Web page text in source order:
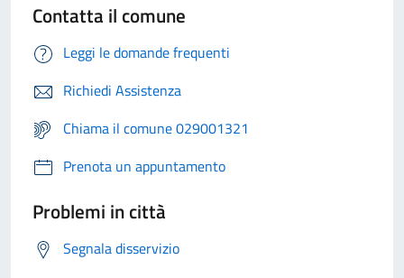
Contatta il comune
Leggi le domande frequenti
Richiedi Assistenza
Chiama il comune 029001321
Prenota un appuntamento
Problemi in città
Segnala disservizio